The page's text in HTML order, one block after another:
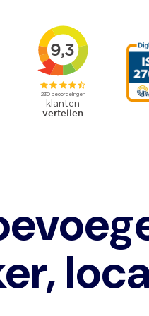
Action
Primair
menu